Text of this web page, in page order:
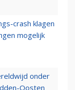
crash klagen
mogelijk
onder
Oosten